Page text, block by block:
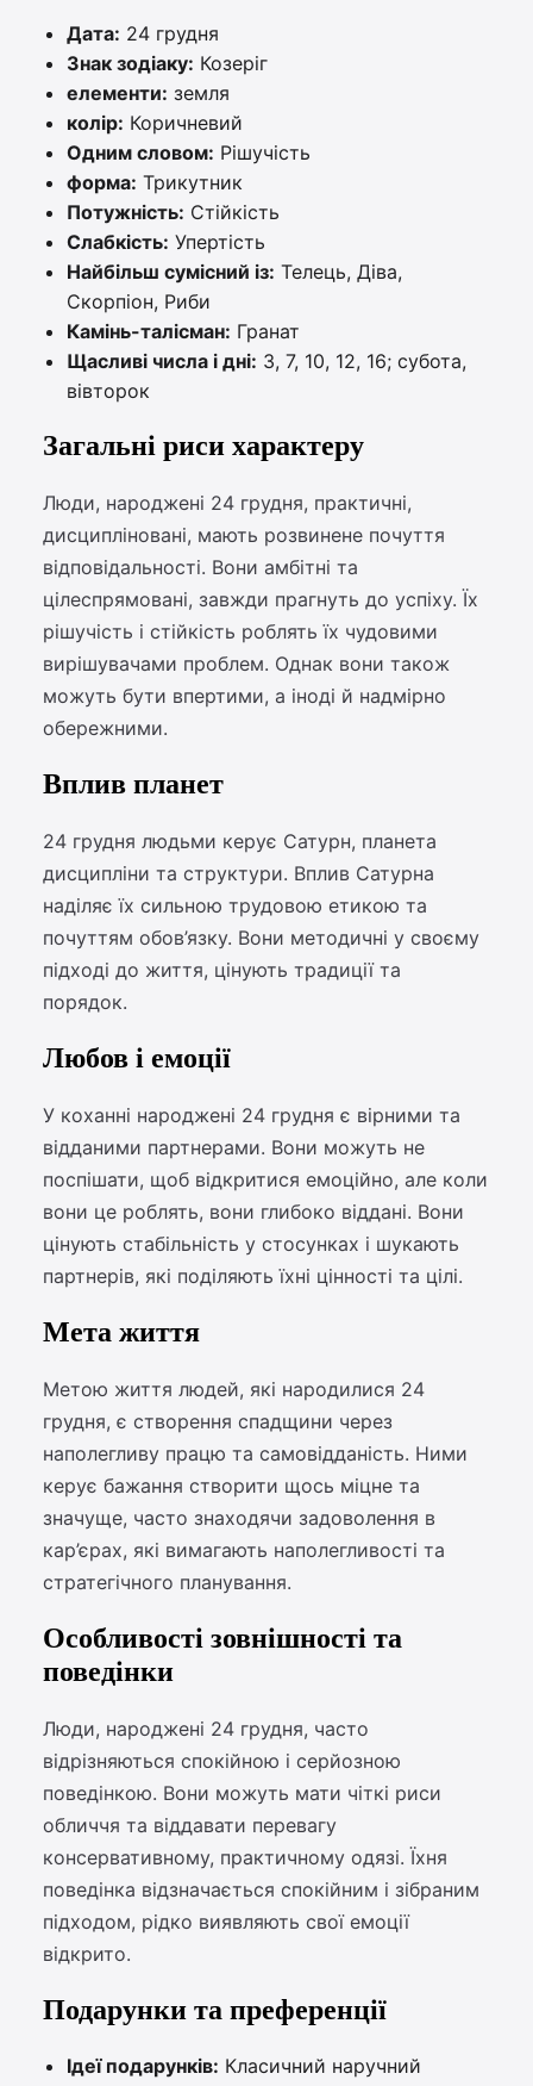
Дата: 24 грудня
Знак зодіаку: Козеріг
елементи: земля
колір: Коричневий
Одним словом: Рішучість
форма: Трикутник
Потужність: Стійкість
Слабкість: Упертість
Найбільш сумісний із: Телець, Діва,
Скорпіон, Риби
Камінь-талісман: Гранат
Щасливі числа і дні: 3, 7, 10, 12, 16; субота,
вівторок
Загальні риси характеру
Люди, народжені 24 грудня, практичні,
дисципліновані, мають розвинене почуття
відповідальності. Вони амбітні та
цілеспрямовані, завжди прагнуть до успіху. Їх
рішучість і стійкість роблять їх чудовими
вирішувачами проблем. Однак вони також
можуть бути впертими, а іноді й надмірно
обережними.
Вплив планет
24 грудня людьми керує Сатурн, планета
дисципліни та структури. Вплив Сатурна
наділяє їх сильною трудовою етикою та
почуттям обов’язку. Вони методичні у своєму
підході до життя, цінують традиції та
порядок.
Любов і емоції
У коханні народжені 24 грудня є вірними та
відданими партнерами. Вони можуть не
поспішати, щоб відкритися емоційно, але коли
вони це роблять, вони глибоко віддані. Вони
цінують стабільність у стосунках і шукають
партнерів, які поділяють їхні цінності та цілі.
Мета життя
Метою життя людей, які народилися 24
грудня, є створення спадщини через
наполегливу працю та самовідданість. Ними
керує бажання створити щось міцне та
значуще, часто знаходячи задоволення в
кар’єрах, які вимагають наполегливості та
стратегічного планування.
Особливості зовнішності та
поведінки
Люди, народжені 24 грудня, часто
відрізняються спокійною і серйозною
поведінкою. Вони можуть мати чіткі риси
обличчя та віддавати перевагу
консервативному, практичному одязі. Їхня
поведінка відзначається спокійним і зібраним
підходом, рідко виявляють свої емоції
відкрито.
Подарунки та преференції
Ідеї подарунків: Класичний наручний